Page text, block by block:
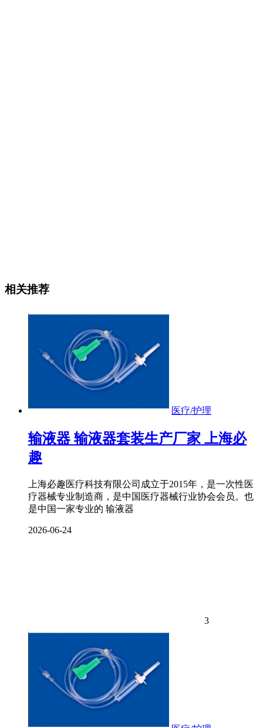
相关推荐
医疗/护理
输液器 输液器套装生产厂家 上海必
趣
上海必趣医疗科技有限公司成立于2015年，是一次性医
疗器械专业制造商，是中国医疗器械行业协会会员。也
是中国一家专业的 输液器
2026-06-24
3